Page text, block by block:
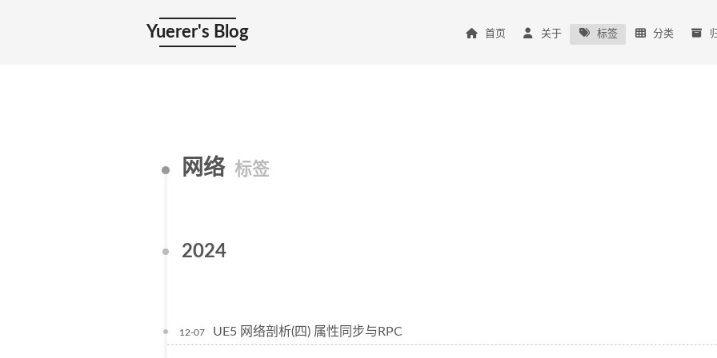
Yuerer's Blog 首页 关于 标签 分类
网络 标签
2024
12-07 UE5 网络剖析(四) 属性同步与RPC